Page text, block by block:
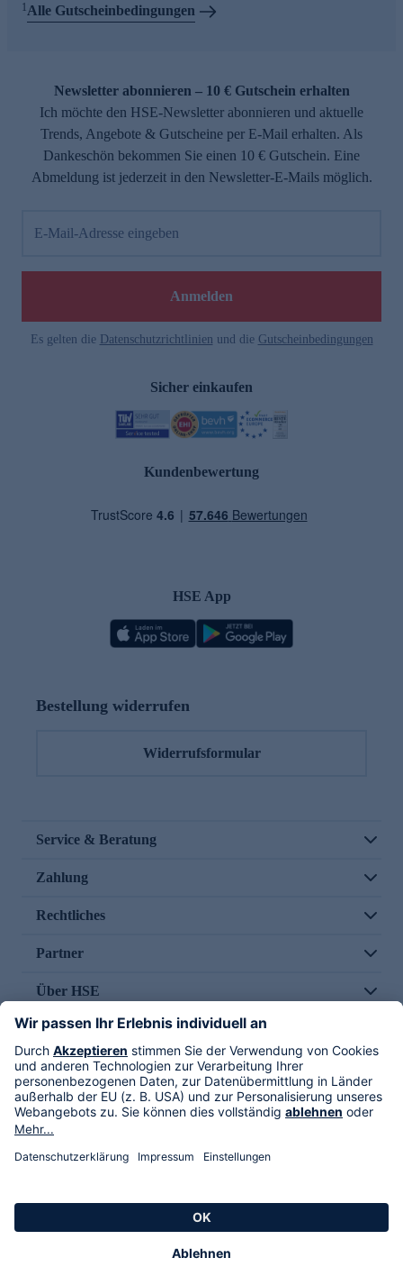
1Alle Gutscheinbedingungen
Newsletter abonnieren – 10 € Gutschein erhalten
Ich möchte den HSE-Newsletter abonnieren und aktuelle
Trends, Angebote & Gutscheine per E-Mail erhalten. Als
Dankeschön bekommen Sie einen 10 € Gutschein. Eine
Abmeldung ist jederzeit in den Newsletter-E-Mails möglich.
E-Mail-Adresse eingeben
Anmelden
Es gelten die Datenschutzrichtlinien und die Gutscheinbedingungen
Sicher einkaufen
Kundenbewertung
HSE App
Bestellung widerrufen
Widerrufsformular
Service & Beratung
Zahlung
Rechtliches
Partner
Über HSE
Im TV
HSE International